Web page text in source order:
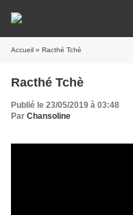
Accueil » Racthé Tchè
Racthé Tchè
Publié le 23/05/2019 à 03:48
Par Chansoline